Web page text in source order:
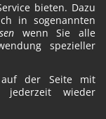
bieten. Dazu
in sogenannten
wenn Sie alle
spezieller
auf der Seite mit
jederzeit wieder